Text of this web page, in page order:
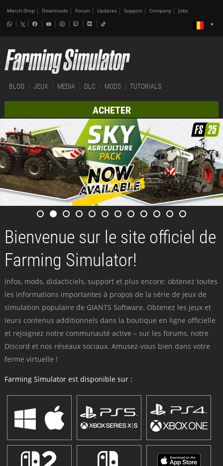
Merch-Shop Downloads Forum Updates Support Company Jobs
BLOG JEUX MEDIA DLC MODS TUTORIALS
ACHETER
Bienvenue sur le site officiel de
Farming Simulator!
Infos, mods, didacticiels, support et plus encore: obtenez toutes
les informations importantes à propos de la série de jeux de
simulation populaire de GIANTS Software. Obtenez les jeux et
leurs contenus additionnels dans la boutique en ligne officielle
et rejoignez notre communauté active – sur les forums, notre
Discord et nos réseaux sociaux. Amusez-vous bien dans votre
ferme virtuelle !
Farming Simulator est disponible sur :